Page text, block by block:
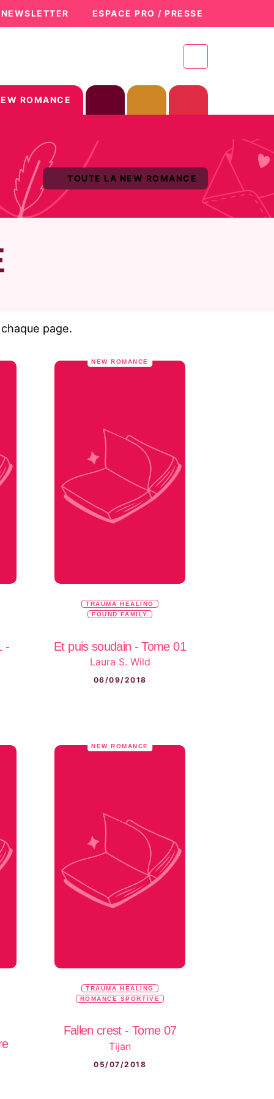
ESPACE PRO / PRESSE
ROMANCE
TOUTE LA NEW ROMANCE
page.
-
NEW ROMANCE
TRAUMA HEALING
FOUND FAMILY
Et puis soudain - Tome 01
Laura S. Wild
06/09/2018
NEW ROMANCE
TRAUMA HEALING
ROMANCE SPORTIVE
Fallen crest - Tome 07
Tijan
05/07/2018